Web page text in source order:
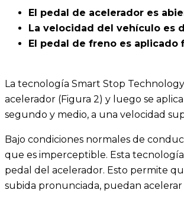
El pedal de acelerador es
La velocidad del vehículo es
El pedal de freno es aplicado
La tecnología Smart Stop
acelerador (Figura 2) y luego se
segundo y medio, a una velocidad
Bajo condiciones normales de
que es imperceptible. Esta
pedal del acelerador. Esto permite
subida pronunciada, puedan